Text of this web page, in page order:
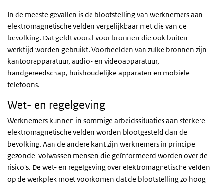
In de meeste gevallen is de blootstelling van werknemers aan
elektromagnetische velden vergelijkbaar met die van de
bevolking. Dat geldt vooral voor bronnen die ook buiten
werktijd worden gebruikt. Voorbeelden van zulke bronnen zijn
kantoorapparatuur, audio- en videoapparatuur,
handgereedschap, huishoudelijke apparaten en mobiele
telefoons.
Wet- en regelgeving
Werknemers kunnen in sommige arbeidssituaties aan sterkere
elektromagnetische velden worden blootgesteld dan de
bevolking. Aan de andere kant zijn werknemers in principe
gezonde, volwassen mensen die geïnformeerd worden over de
risico's. De wet- en regelgeving over elektromagnetische velden
op de werkplek moet voorkomen dat de blootstelling zo hoog